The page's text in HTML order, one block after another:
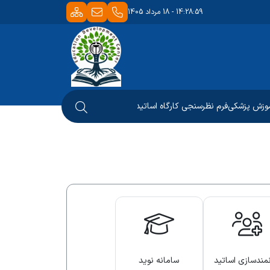
14:28:59 - 18 مرداد 1405
پزشکیفرم نظرسنجی کارگاه اساتید
اساتید سامانه نوید